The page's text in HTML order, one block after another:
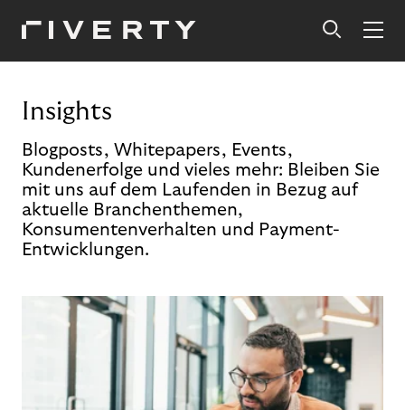
Insights
Blogposts, Whitepapers, Events,
Kundenerfolge und vieles mehr: Bleiben Sie
mit uns auf dem Laufenden in Bezug auf
aktuelle Branchenthemen,
Konsumentenverhalten und Payment-
Entwicklungen.